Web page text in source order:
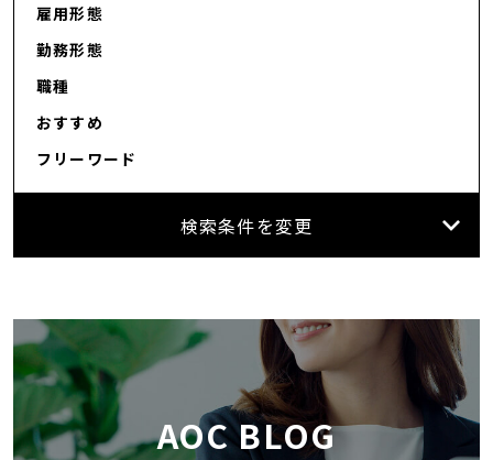
雇用形態
勤務形態
職種
おすすめ
フリーワード
検索条件を変更
AOC BLOG